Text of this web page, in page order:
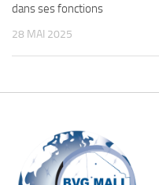
dans ses fonctions
28 MAI 2025